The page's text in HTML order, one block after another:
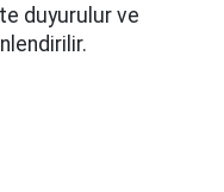
duyurulur ve